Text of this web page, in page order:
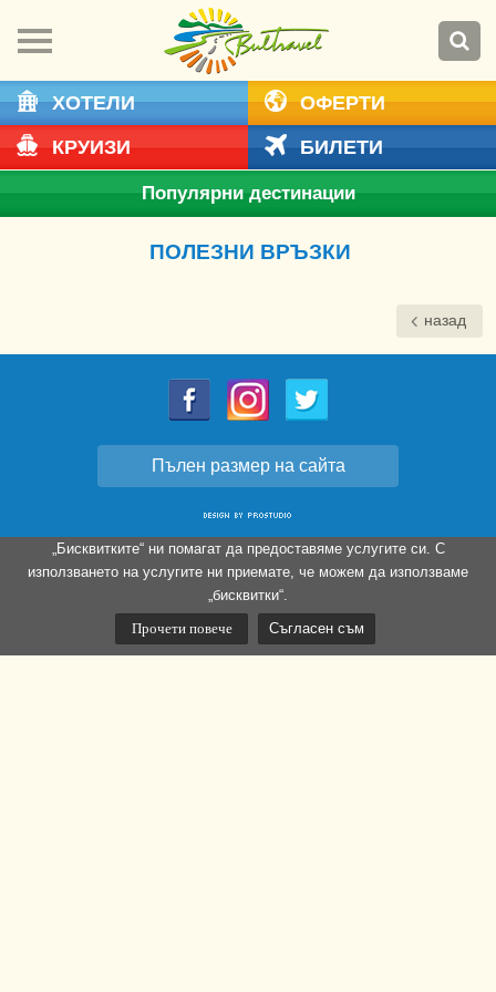
ХОТЕЛИ
ОФЕРТИ
КРУИЗИ
БИЛЕТИ
Популярни дестинации
ПОЛЕЗНИ ВРЪЗКИ
назад
Пълен размер на сайта
„Бисквитките“ ни помагат да предоставяме услугите си. С
използването на услугите ни приемате, че можем да използваме
„бисквитки“.
Прочети повече
Съгласен съм